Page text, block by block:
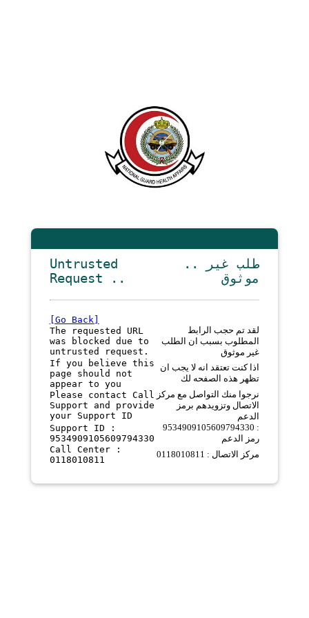
Untrusted
Request ..
.. طلب غير
موثوق
[Go Back]
The requested URL
was blocked due to
untrusted request.
لقد تم حجب الرابط
المطلوب بسبب ان الطلب
غير موثوق
If you believe this
page should not
appear to you
اذا كنت تعتقد انه لا يجب ان
تظهر هذه الصفحه لك
Please contact Call
Support and provide
your Support ID
نرجوا منك التواصل مع مركز
الاتصال وتزويدهم برمز
الدعم
Support ID :
9534909105609794330
9534909105609794330 :
رمز الدعم
Call Center :
0118010811
مركز الاتصال : 0118010811